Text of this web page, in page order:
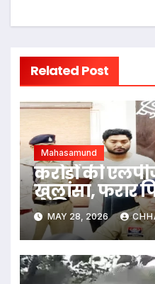
Related Post
Mahasamund
करोड़ों की
खुलासा, फरार
से गिरफ्तार
MAY 28, 2026